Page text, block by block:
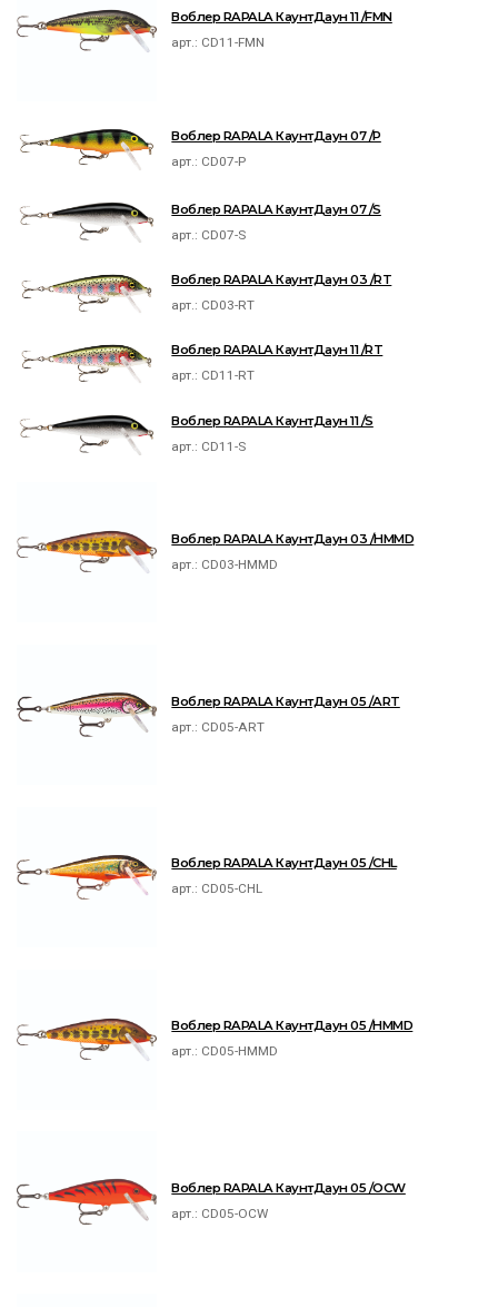
Воблер RAPALA КаунтДаун 11 /FMN
арт.: CD11-FMN
Воблер RAPALA КаунтДаун 07 /P
арт.: CD07-P
Воблер RAPALA КаунтДаун 07 /S
арт.: CD07-S
Воблер RAPALA КаунтДаун 03 /RT
арт.: CD03-RT
Воблер RAPALA КаунтДаун 11 /RT
арт.: CD11-RT
Воблер RAPALA КаунтДаун 11 /S
арт.: CD11-S
Воблер RAPALA КаунтДаун 03 /HMMD
арт.: CD03-HMMD
Воблер RAPALA КаунтДаун 05 /ART
арт.: CD05-ART
Воблер RAPALA КаунтДаун 05 /CHL
арт.: CD05-CHL
Воблер RAPALA КаунтДаун 05 /HMMD
арт.: CD05-HMMD
Воблер RAPALA КаунтДаун 05 /OCW
арт.: CD05-OCW